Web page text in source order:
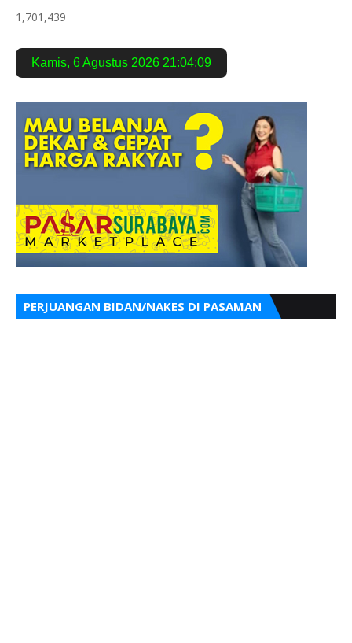
1,701,439
Kamis, 6 Agustus 2026 21:04:11
PERJUANGAN BIDAN/NAKES DI PASAMAN